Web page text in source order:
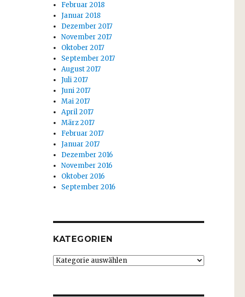
Februar 2018
Januar 2018
Dezember 2017
November 2017
Oktober 2017
September 2017
August 2017
Juli 2017
Juni 2017
Mai 2017
April 2017
März 2017
Februar 2017
Januar 2017
Dezember 2016
November 2016
Oktober 2016
September 2016
KATEGORIEN
Kategorien